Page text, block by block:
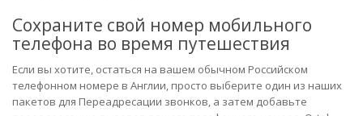
Сохраните свой номер мобильного
телефона во время путешествия
Если вы хотите, остаться на вашем обычном Российском
телефонном номере в Англии, просто выберите один из наших
пакетов для Переадресации звонков, а затем добавьте